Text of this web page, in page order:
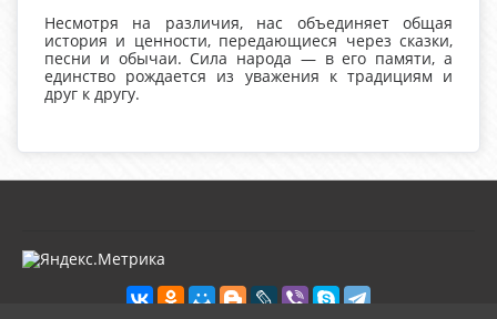
Несмотря на различия, нас объединяет общая
история и ценности, передающиеся через сказки,
песни и обычаи. Сила народа — в его памяти, а
единство рождается из уважения к традициям и
друг к другу.